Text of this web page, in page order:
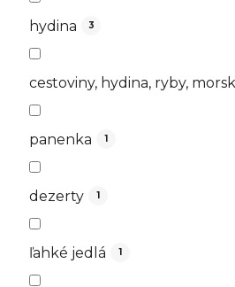
hydina 3
cestoviny, hydina, ryby,
panenka 1
dezerty 1
ľahké jedlá 1